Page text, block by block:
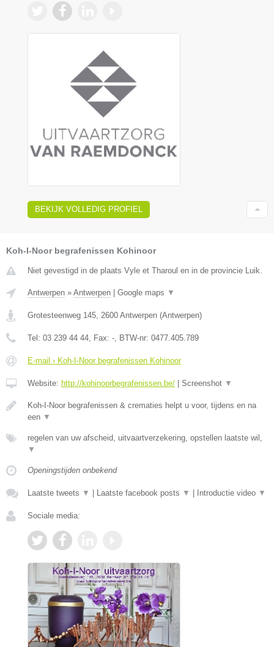
BEKIJK VOLLEDIG PROFIEL
Koh-I-Noor begrafenissen Kohinoor
Niet gevestigd in de plaats Vyle et Tharoul en in de provincie Luik.
Antwerpen » Antwerpen | Google maps ▼
Grotesteenweg 145 2600 Antwerpen (Antwerpen)
Tel: 03 239 44 44 , Fax: - , BTW-nr: 0477.405.789
E-mail › Koh-I-Noor begrafenissen Kohinoor
Website: http://kohinoorbegrafenissen.be/ | Screenshot ▼
Koh-I-Noor begrafenissen & crematies helpt u voor, tijdens en na
een ▼
regelen van uw afscheid, uitvaartverzekering, opstellen laatste wil,
▼
Openingstijden onbekend
Laatste tweets ▼ | Laatste facebook posts ▼ | Introductie video ▼
Sociale media: